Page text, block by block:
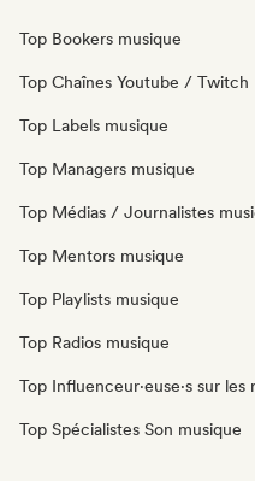
Top Bookers musique
Top Chaînes Youtube / Twitch
Top Labels musique
Top Managers musique
Top Médias / Journalistes
Top Mentors musique
Top Playlists musique
Top Radios musique
Top Influenceur·euse·s sur
Top Spécialistes Son musique